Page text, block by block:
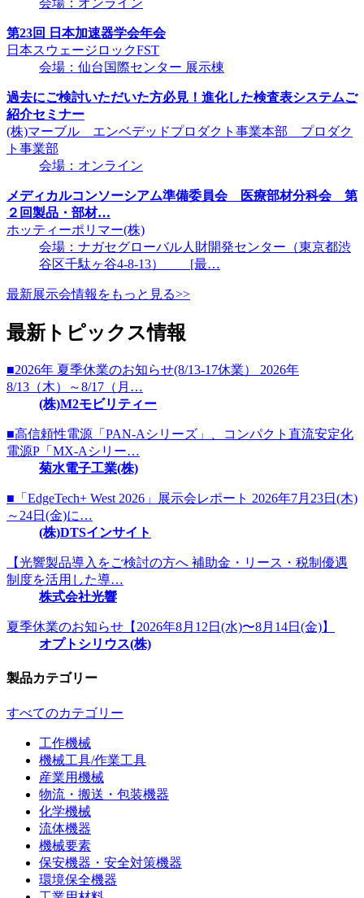
会場：オンライン
第23回 日本加速器学会年会
日本スウェージロックFST
会場：仙台国際センター 展示棟
過去にご検討いただいた方必見！進化した検査表システムご
紹介セミナー
(株)マーブル エンベデッドプロダクト事業本部 プロダク
ト事業部
会場：オンライン
メディカルコンソーシアム準備委員会 医療部材分科会 第
２回製品・部材…
ホッティーポリマー(株)
会場：ナガセグローバル人財開発センター（東京都渋
谷区千駄ヶ谷4-8-13） [最…
最新展示会情報をもっと見る>>
最新トピックス情報
■2026年 夏季休業のお知らせ(8/13-17休業） 2026年
8/13（木）～8/17（月…
(株)M2モビリティー
■高信頼性電源「PAN-Aシリーズ」、コンパクト直流安定化
電源P「MX-Aシリー…
菊水電子工業(株)
■「EdgeTech+ West 2026」展示会レポート 2026年7月23日(木)
～24日(金)に…
(株)DTSインサイト
【光響製品導入をご検討の方へ 補助金・リース・税制優遇
制度を活用した導…
株式会社光響
夏季休業のお知らせ【2026年8月12日(水)〜8月14日(金)】
オプトシリウス(株)
製品カテゴリー
すべてのカテゴリー
工作機械
機械工具/作業工具
産業用機械
物流・搬送・包装機器
化学機械
流体機器
機械要素
保安機器・安全対策機器
環境保全機器